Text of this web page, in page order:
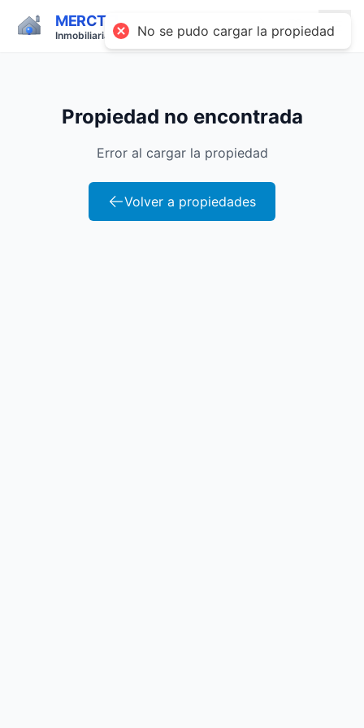
No se pudo cargar la propiedad
MERCTEL
Inmobiliaria
Propiedad no encontrada
Error al cargar la propiedad
Volver a propiedades